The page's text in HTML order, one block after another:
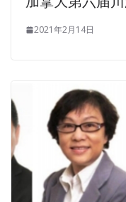
2021年2月14日